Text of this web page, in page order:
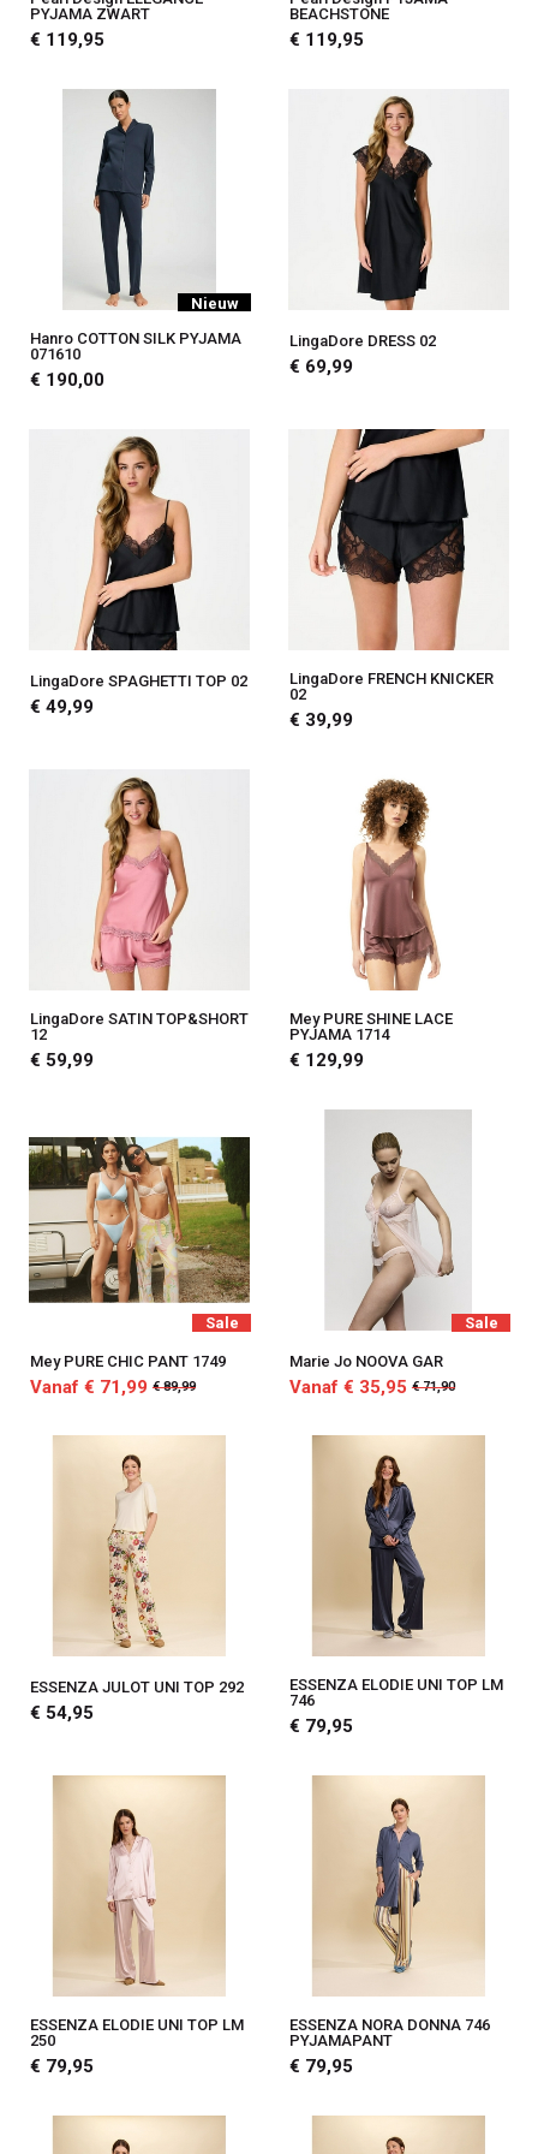
PYJAMA ZWART
€ 119,95
BEACHSTONE
€ 119,95
Nieuw
Hanro COTTON SILK PYJAMA
071610
€ 190,00
LingaDore DRESS 02
€ 69,99
LingaDore SPAGHETTI TOP 02
€ 49,99
LingaDore FRENCH KNICKER
02
€ 39,99
LingaDore SATIN TOP&SHORT
12
€ 59,99
Mey PURE SHINE LACE
PYJAMA 1714
€ 129,99
Sale
Mey PURE CHIC PANT 1749
Vanaf € 71,99 € 89,99
Sale
Marie Jo NOOVA GAR
Vanaf € 35,95 € 71,90
ESSENZA JULOT UNI TOP 292
€ 54,95
ESSENZA ELODIE UNI TOP LM
746
€ 79,95
ESSENZA ELODIE UNI TOP LM
250
€ 79,95
ESSENZA NORA DONNA 746
PYJAMAPANT
€ 79,95